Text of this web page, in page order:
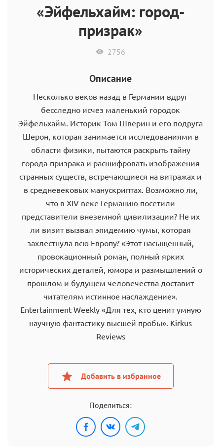
«Эйфельхайм: город-
призрак»
2756
Описание
Несколько веков назад в Германии вдруг
бесследно исчез маленький городок
Эйфельхайм. Историк Том Шверин и его подруга
Шерон, которая занимается исследованиями в
области физики, пытаются раскрыть тайну
города-призрака и расшифровать изображения
странных существ, встречающиеся на витражах и
в средневековых манускриптах. Возможно ли,
что в XIV веке Германию посетили
представители внеземной цивилизации? Не их
ли визит вызвал эпидемию чумы, которая
захлестнула всю Европу? «Этот насыщенный,
провокационный роман, полный ярких
исторических деталей, юмора и размышлений о
прошлом и будущем человечества доставит
читателям истинное наслаждение».
Entertainment Weekly «Для тех, кто ценит умную
научную фантастику высшей пробы». Kirkus
Reviews
Добавить в избранное
Поделиться: